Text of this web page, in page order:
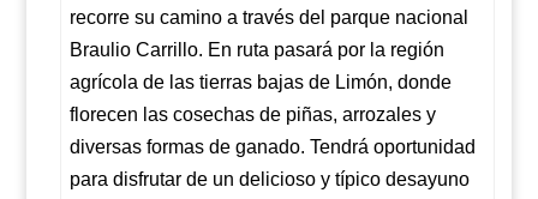
recorre su camino a través del parque nacional
Braulio Carrillo. En ruta pasará por la región
agrícola de las tierras bajas de Limón, donde
florecen las cosechas de piñas, arrozales y
diversas formas de ganado. Tendrá oportunidad
para disfrutar de un delicioso y típico desayuno